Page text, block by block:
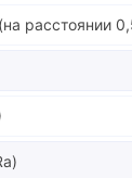
расстоянии